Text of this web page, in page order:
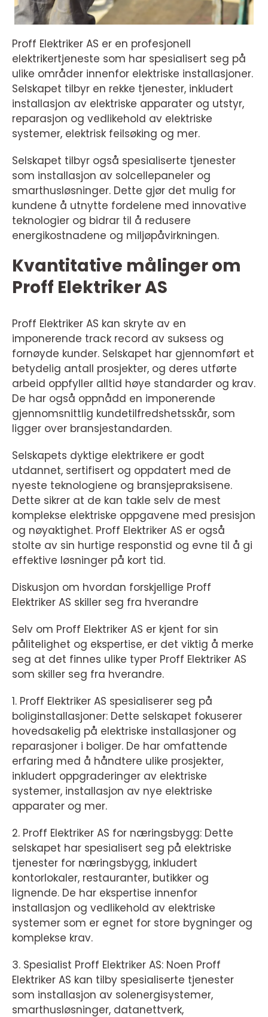
Proff Elektriker AS er en profesjonell
elektrikertjeneste som har spesialisert seg på
ulike områder innenfor elektriske installasjoner.
Selskapet tilbyr en rekke tjenester, inkludert
installasjon av elektriske apparater og utstyr,
reparasjon og vedlikehold av elektriske
systemer, elektrisk feilsøking og mer.
Selskapet tilbyr også spesialiserte tjenester
som installasjon av solcellepaneler og
smarthusløsninger. Dette gjør det mulig for
kundene å utnytte fordelene med innovative
teknologier og bidrar til å redusere
energikostnadene og miljøpåvirkningen.
Kvantitative målinger om
Proff Elektriker AS
Proff Elektriker AS kan skryte av en
imponerende track record av suksess og
fornøyde kunder. Selskapet har gjennomført et
betydelig antall prosjekter, og deres utførte
arbeid oppfyller alltid høye standarder og krav.
De har også oppnådd en imponerende
gjennomsnittlig kundetilfredshetsskår, som
ligger over bransjestandarden.
Selskapets dyktige elektrikere er godt
utdannet, sertifisert og oppdatert med de
nyeste teknologiene og bransjepraksisene.
Dette sikrer at de kan takle selv de mest
komplekse elektriske oppgavene med presisjon
og nøyaktighet. Proff Elektriker AS er også
stolte av sin hurtige responstid og evne til å gi
effektive løsninger på kort tid.
Diskusjon om hvordan forskjellige Proff
Elektriker AS skiller seg fra hverandre
Selv om Proff Elektriker AS er kjent for sin
pålitelighet og ekspertise, er det viktig å merke
seg at det finnes ulike typer Proff Elektriker AS
som skiller seg fra hverandre.
1. Proff Elektriker AS spesialiserer seg på
boliginstallasjoner: Dette selskapet fokuserer
hovedsakelig på elektriske installasjoner og
reparasjoner i boliger. De har omfattende
erfaring med å håndtere ulike prosjekter,
inkludert oppgraderinger av elektriske
systemer, installasjon av nye elektriske
apparater og mer.
2. Proff Elektriker AS for næringsbygg: Dette
selskapet har spesialisert seg på elektriske
tjenester for næringsbygg, inkludert
kontorlokaler, restauranter, butikker og
lignende. De har ekspertise innenfor
installasjon og vedlikehold av elektriske
systemer som er egnet for store bygninger og
komplekse krav.
3. Spesialist Proff Elektriker AS: Noen Proff
Elektriker AS kan tilby spesialiserte tjenester
som installasjon av solenergisystemer,
smarthusløsninger, datanettverk,